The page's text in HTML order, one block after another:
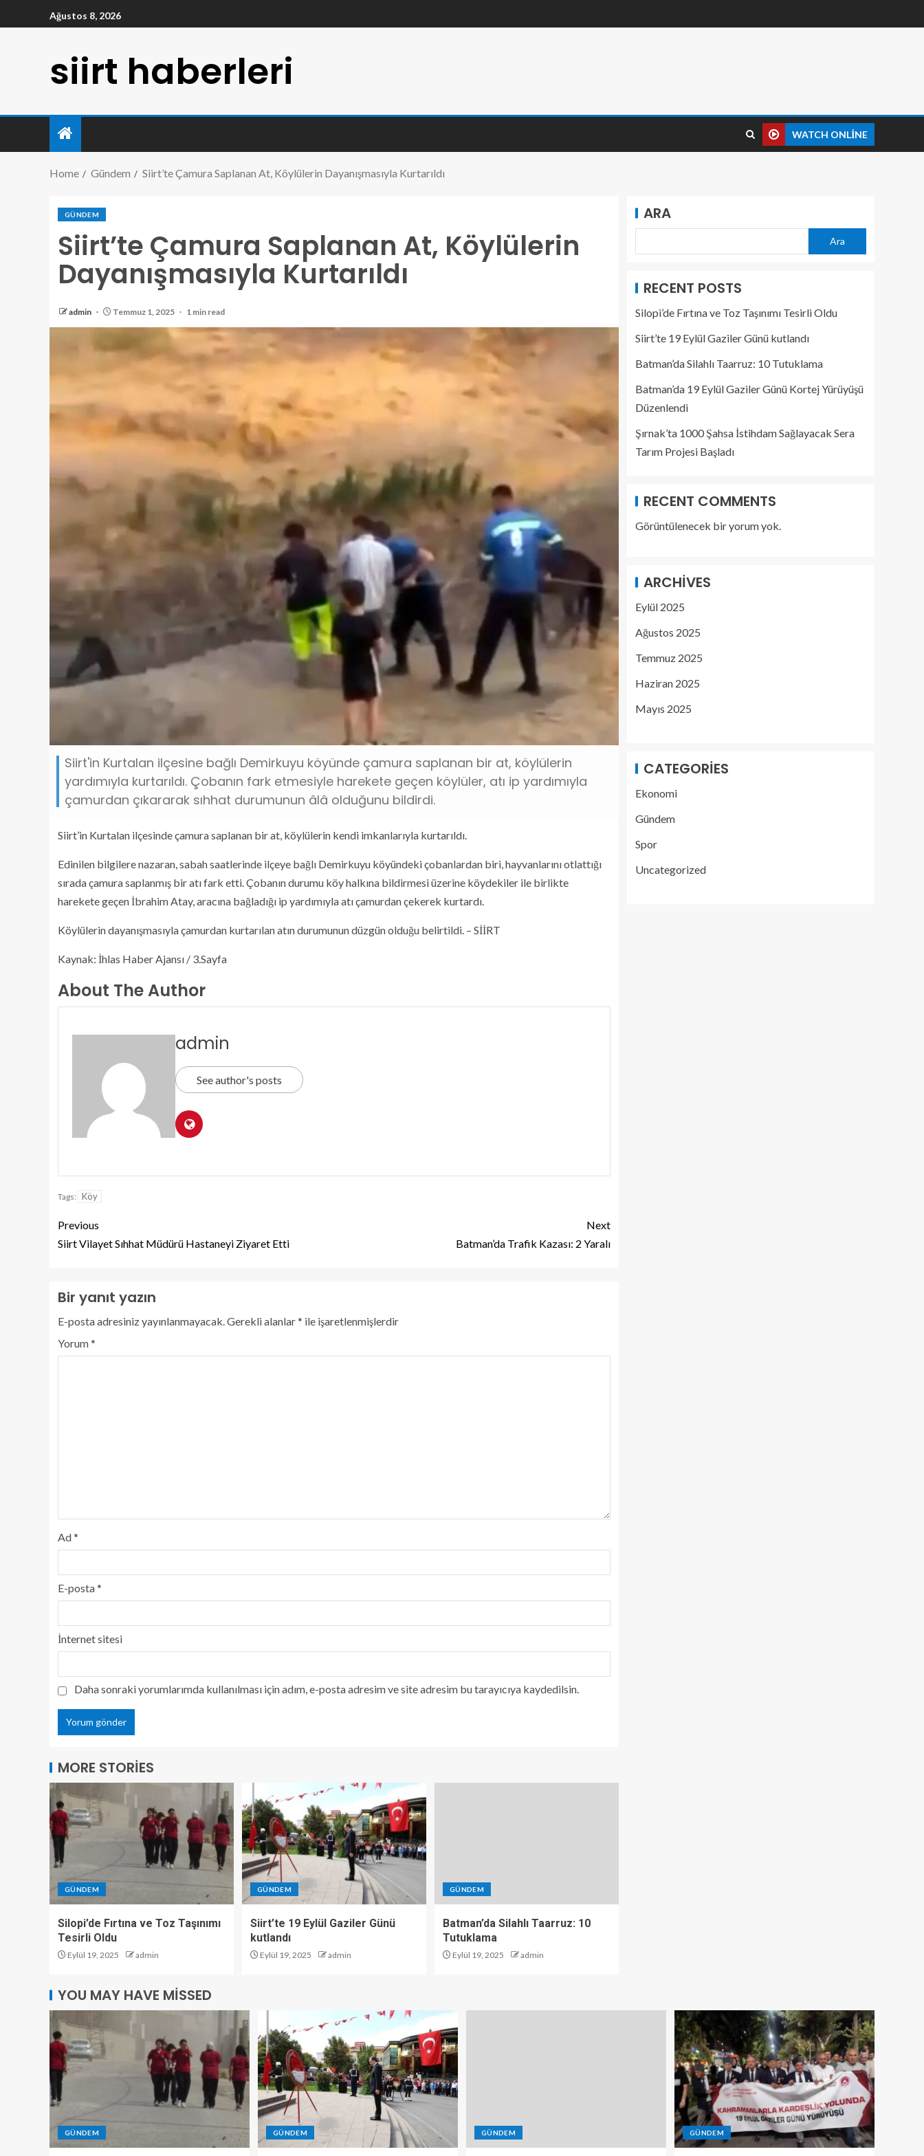
Ağustos 8, 2026
siirt haberleri
WATCH ONLINE
Home Gündem Siirt’te Çamura Saplanan At, Köylülerin Dayanışmasıyla Kurtarıldı
GÜNDEM
Siirt’te Çamura Saplanan At, Köylülerin
Dayanışmasıyla Kurtarıldı
admin Temmuz 1, 2025 1 min read
Siirt'in Kurtalan ilçesine bağlı Demirkuyu köyünde çamura saplanan bir at, köylülerin
yardımıyla kurtarıldı. Çobanın fark etmesiyle harekete geçen köylüler, atı ip yardımıyla
çamurdan çıkararak sıhhat durumunun âlâ olduğunu bildirdi.
Siirt’in Kurtalan ilçesinde çamura saplanan bir at, köylülerin kendi imkanlarıyla kurtarıldı.
Edinilen bilgilere nazaran, sabah saatlerinde ilçeye bağlı Demirkuyu köyündeki çobanlardan biri, hayvanlarını otlattığı
sırada çamura saplanmış bir atı fark etti. Çobanın durumu köy halkına bildirmesi üzerine köydekiler ile birlikte
harekete geçen İbrahim Atay, aracına bağladığı ip yardımıyla atı çamurdan çekerek kurtardı.
Köylülerin dayanışmasıyla çamurdan kurtarılan atın durumunun düzgün olduğu belirtildi. – SİİRT
Kaynak: İhlas Haber Ajansı / 3.Sayfa
About The Author
admin
See author's posts
Tags: Köy
Previous
Siirt Vilayet Sıhhat Müdürü Hastaneyi Ziyaret Etti
Next
Batman’da Trafik Kazası: 2 Yaralı
Bir yanıt yazın
E-posta adresiniz yayınlanmayacak.Gerekli alanlar* ile işaretlenmişlerdir
Yorum*
Ad*
E-posta*
İnternet sitesi
Daha sonraki yorumlarımda kullanılması için adım, e-posta adresim ve site adresim bu tarayıcıya kaydedilsin.
MORE STORIES
GÜNDEM
Silopi’de Fırtına ve Toz Taşınımı
Tesirli Oldu
Eylül 19, 2025 admin
GÜNDEM
Siirt’te 19 Eylül Gaziler Günü
kutlandı
Eylül 19, 2025 admin
GÜNDEM
Batman’da Silahlı Taarruz: 10
Tutuklama
Eylül 19, 2025 admin
ARA
Ara
RECENT POSTS
Silopi’de Fırtına ve Toz Taşınımı Tesirli Oldu
Siirt’te 19 Eylül Gaziler Günü kutlandı
Batman’da Silahlı Taarruz: 10 Tutuklama
Batman’da 19 Eylül Gaziler Günü Kortej Yürüyüşü
Düzenlendi
Şırnak’ta 1000 Şahsa İstihdam Sağlayacak Sera
Tarım Projesi Başladı
RECENT COMMENTS
Görüntülenecek bir yorum yok.
ARCHIVES
Eylül 2025
Ağustos 2025
Temmuz 2025
Haziran 2025
Mayıs 2025
CATEGORIES
Ekonomi
Gündem
Spor
Uncategorized
YOU MAY HAVE MISSED
GÜNDEM GÜNDEM GÜNDEM GÜNDEM